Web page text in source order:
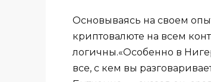
Основываясь на своем
криптовалюте на всем
логичны.«Особенно в
все, с кем вы